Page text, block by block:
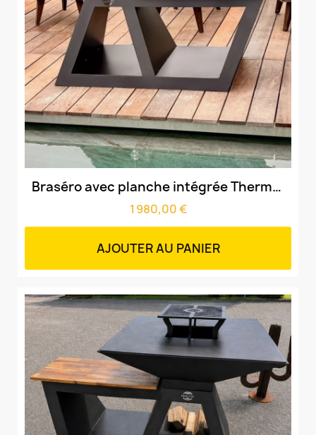
Aperçu rapide Braséro avec planche intégrée Thermolaqué & cuve 70cm & grille amovible
1 980,00 €
AJOUTER AU PANIER